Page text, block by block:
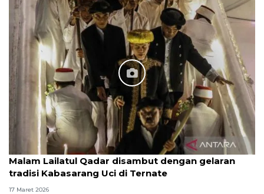
Malam Lailatul Qadar disambut dengan gelaran
tradisi Kabasarang Uci di Ternate
17 Maret 2026